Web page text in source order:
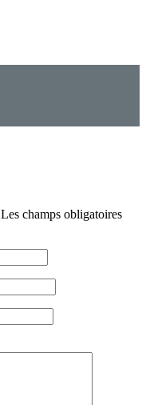
Les champs obligatoires